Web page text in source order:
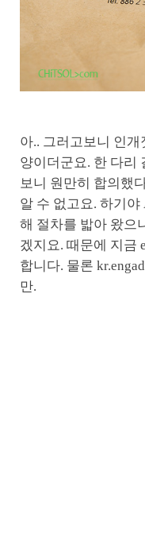
아.. 그러고보니 인
양이더군요. 한 다리
보니 원만히 합의했
알 수 없고요. 하기
해 절차를 밟아 왔으
겠지요. 때문에 지금
합니다. 물론
만.